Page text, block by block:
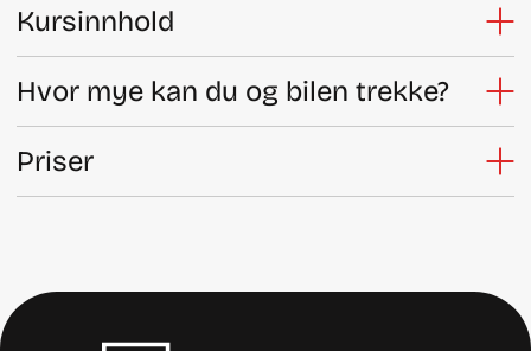
Kursinnhold
Hvor mye kan du og bilen trekke?
Priser